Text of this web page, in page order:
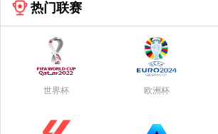
热门联赛
世界杯 欧洲杯